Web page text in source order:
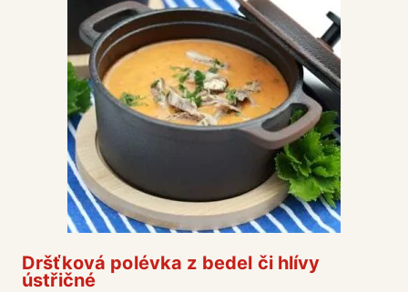
Dršťková polévka z bedel či hlívy
ústřičné